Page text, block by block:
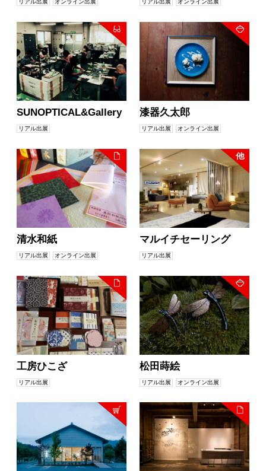
リアル出展 オンライン出展 リアル出展 オンライン出展
SUNOPTICAL&Gallery
リアル出展
漆器久太郎
リアル出展 オンライン出展
清水和紙
リアル出展 オンライン出展
マルイチセーリング
リアル出展
工房ひこざ
リアル出展
松田蒔絵
リアル出展 オンライン出展